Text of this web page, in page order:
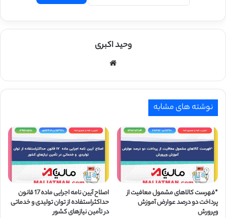
وحید اکبری
نوشته های مشابه
*فهرست کالاهای مشمول معافیت از
پرداخت دو درصد عوارض آموزش
وپرورش
اصلاح آیین نامه اجرایی ماده 17 قانون
حداکثراستفاده از توان تولیدی و خدماتی
در تأمین نیازهای کشور